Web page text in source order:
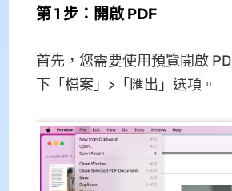
第 1 步：開啟 PDF
首先，您需要使用預覽開啟
下「檔案」>「匯出」選項。